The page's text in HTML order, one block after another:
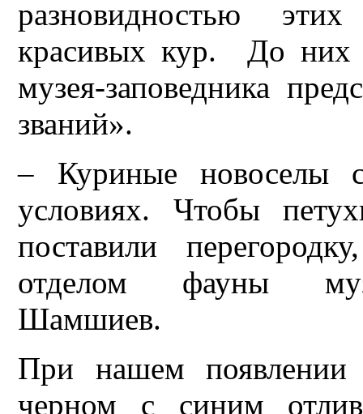
разновидностью
красивых кур. До них
музея-заповедника
званий».
– Куриные новоселы
условиях. Чтобы
поставили
отделом фауны
Шамшиев.
При нашем
черном с синим